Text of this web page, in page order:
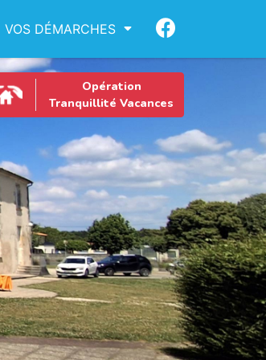
VOS DÉMARCHES
Opération
Tranquillité Vacances